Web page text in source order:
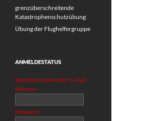
grenzüberschreitende
Katastrophenschutzübung
Übung der Flughelfergruppe
ANMELDESTATUS
Benutzername oder E-Mail-
Adresse
Passwort